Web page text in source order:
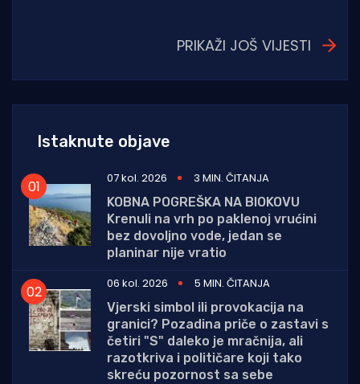
PRIKAŽI JOŠ VIJESTI
Istaknute objave
07 kol. 2026
3 MIN. ČITANJA
KOBNA POGREŠKA NA BIOKOVU
Krenuli na vrh po paklenoj vrućini
bez dovoljno vode, jedan se
planinar nije vratio
06 kol. 2026
5 MIN. ČITANJA
Vjerski simbol ili provokacija na
granici? Pozadina priče o zastavi s
četiri "S" daleko je mračnija, ali
razotkriva i političare koji tako
skreću pozornost sa sebe